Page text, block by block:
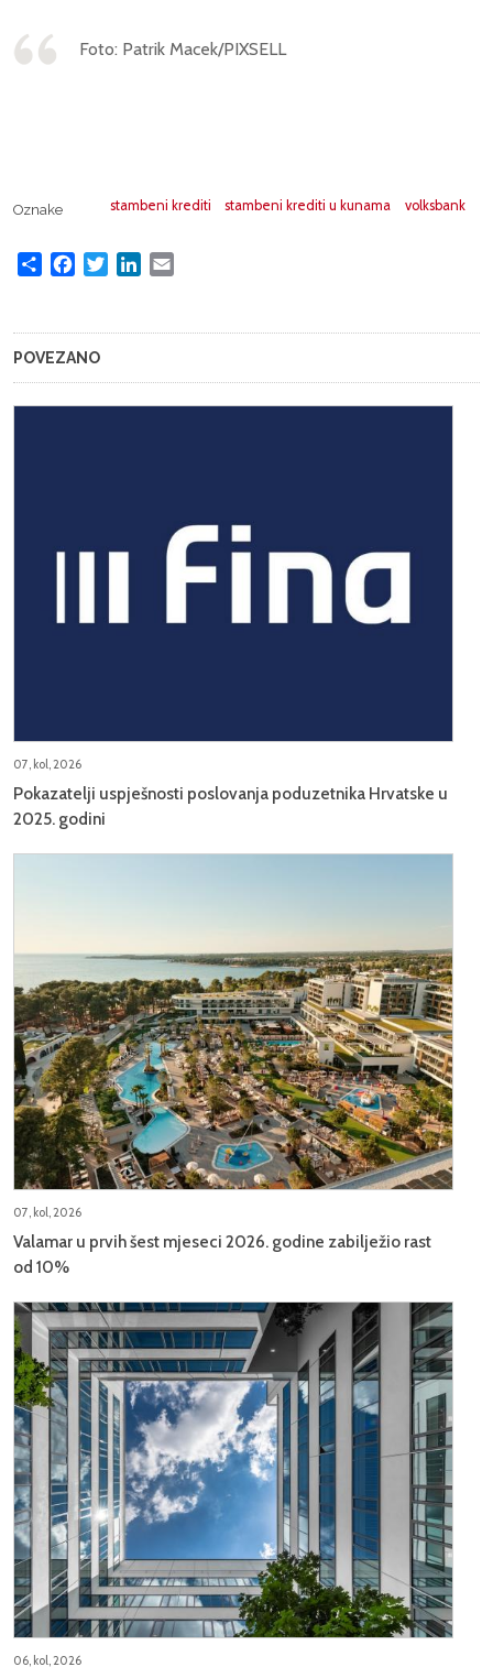
Foto: Patrik Macek/PIXSELL
Oznake stambeni krediti stambeni krediti u kunama volksbank
Share FacebookTwitterLinkedIn
POVEZANO
07, kol, 2026
Pokazatelji uspješnosti poslovanja poduzetnika Hrvatske u
2025. godini
07, kol, 2026
Valamar u prvih šest mjeseci 2026. godine zabilježio rast
od 10%
06, kol, 2026